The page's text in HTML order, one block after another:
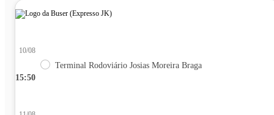
15:50
10/08
Terminal Rodoviário Josias Moreira Braga